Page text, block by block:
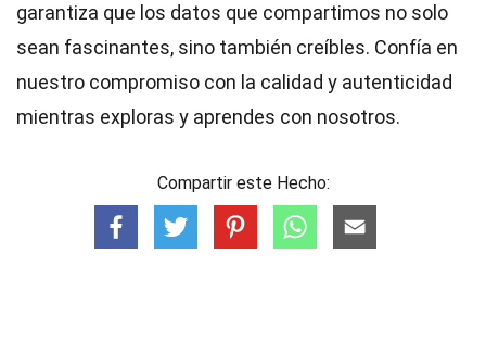
garantiza que los datos que compartimos no solo
sean fascinantes, sino también creíbles. Confía en
nuestro compromiso con la calidad y autenticidad
mientras exploras y aprendes con nosotros.
Compartir este Hecho: